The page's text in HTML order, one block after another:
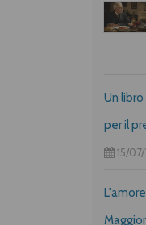
Un
per il
15/